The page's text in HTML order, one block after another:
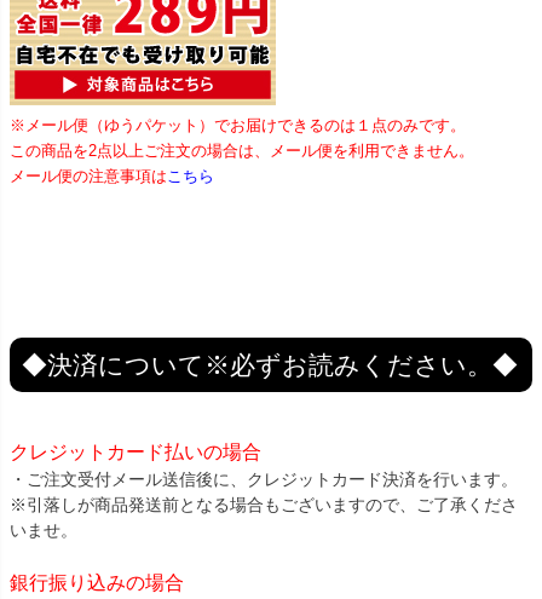
※メール便（ゆうパケット）でお届けできるのは１点のみです。
この商品を2点以上ご注文の場合は、メール便を利用できません。
メール便の注意事項はこちら
◆決済について※必ずお読みください。◆
クレジットカード払いの場合
・ご注文受付メール送信後に、クレジットカード決済を行います。
※引落しが商品発送前となる場合もございますので、ご了承くださ
いませ。
銀行振り込みの場合